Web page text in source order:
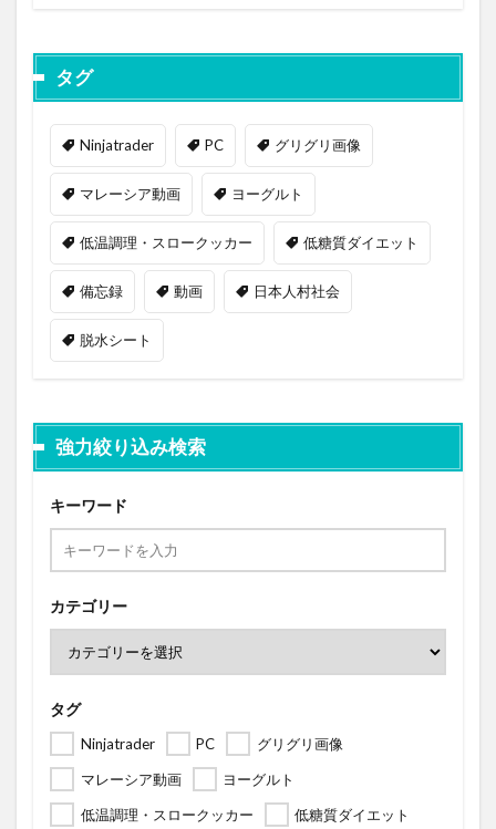
タグ
Ninjatrader PC グリグリ画像
マレーシア動画 ヨーグルト
低温調理・スロークッカー 低糖質ダイエット
備忘録 動画 日本人村社会
脱水シート
強力絞り込み検索
キーワード
カテゴリー
タグ
Ninjatrader PC
グリグリ画像
マレーシア動画
ヨーグルト
低温調理・スロークッカー
低糖質ダイエット